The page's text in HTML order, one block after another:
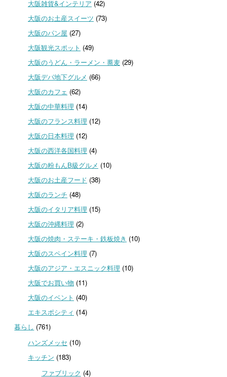
大阪雑貨&インテリア (42)
大阪のお土産スイーツ (73)
大阪のパン屋 (27)
大阪観光スポット (49)
大阪のうどん・ラーメン・蕎麦(29)
大阪デパ地下グルメ (66)
大阪のカフェ (62)
大阪の中華料理 (14)
大阪のフランス料理 (12)
大阪の日本料理 (12)
大阪の西洋各国料理 (4)
大阪の粉もんB級グルメ (10)
大阪のお土産フード (38)
大阪のランチ (48)
大阪のイタリア料理 (15)
大阪の沖縄料理 (2)
大阪の焼肉・ステーキ・鉄板焼き (10)
大阪のスペイン料理 (7)
大阪のアジア・エスニック料理 (10)
大阪でお買い物 (11)
大阪のイベント (40)
エキスポシティ (14)
暮らし (761)
ハンズメッセ (10)
キッチン (183)
ファブリック (4)